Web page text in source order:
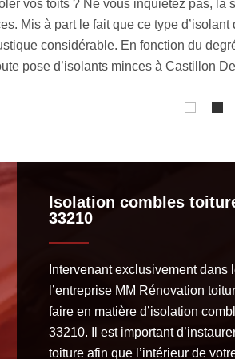
toiture à Castillon De Castets avec
à votre habitation, notre équipe
toiture à appliquer sera déterminée
de votre toiture, entre autres.
Isolation combles
33210
Intervenant exclusivement
l’entreprise MM Rénovation
faire en matière d’isolation
33210. Il est important
toiture afin que l’intérieur de